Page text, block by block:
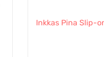
Inkkas Pina Slip-